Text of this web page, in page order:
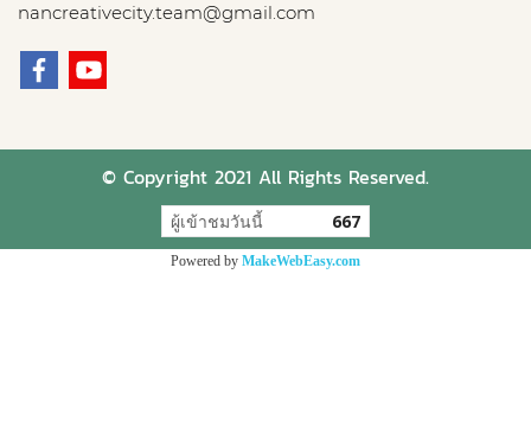
nancreativecity.team@gmail.com
© Copyright 2021 All Rights Reserved.
ผู้เข้าชมวันนี้ 667
Powered by MakeWebEasy.com